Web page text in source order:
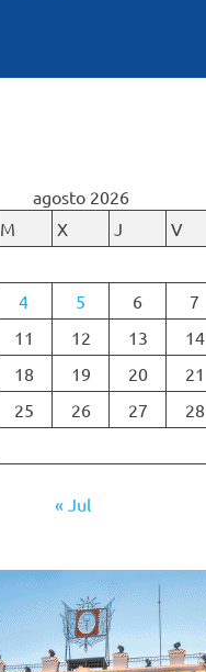
agosto 2026
M X J V
4 5 6 7
11 12 13 14
18 19 20 21
25 26 27 28
« Jul